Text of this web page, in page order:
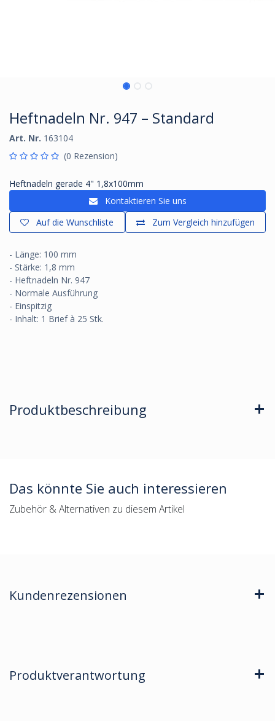
Heftnadeln Nr. 947 – Standard
Art. Nr. 163104
(0 Rezension)
Heftnadeln gerade 4" 1,8x100mm
Kontaktieren Sie uns
Zum Vergleich hinzufügen
Auf die Wunschliste
- Länge: 100 mm
- Stärke: 1,8 mm
- Heftnadeln Nr. 947
- Normale Ausführung
- Einspitzig
- Inhalt: 1 Brief à 25 Stk.
Produktbeschreibung
Das könnte Sie auch interessieren
Zubehör & Alternativen zu diesem Artikel
Kundenrezensionen
Produktverantwortung